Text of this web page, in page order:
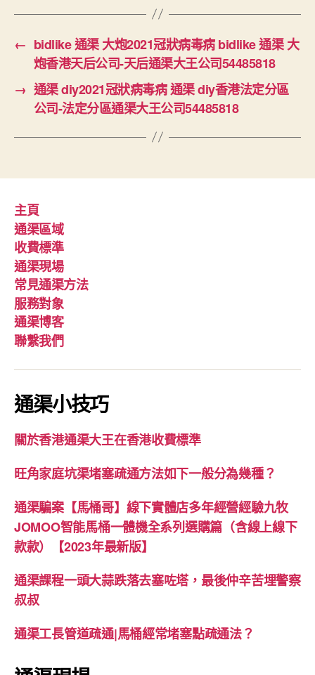
← bidlike 通渠 大炮2021冠狀病毒病 bidlike 通渠 大
炮香港天后公司-天后通渠大王公司54485818
→ 通渠 diy2021冠狀病毒病 通渠 diy香港法定分區
公司-法定分區通渠大王公司54485818
主頁
通渠區域
收費標準
通渠現場
常見通渠方法
服務對象
通渠博客
聯繫我們
通渠小技巧
關於香港通渠大王在香港收費標準
旺角家庭坑渠堵塞疏通方法如下一般分為幾種？
通渠騙案【馬桶哥】線下實體店多年經營經驗九牧
JOMOO智能馬桶一體機全系列選購篇（含線上線下
款款）【2023年最新版】
通渠課程一頭大蒜跌落去塞咗塔，最後仲辛苦埋警察
叔叔
通渠工長管道疏通|馬桶經常堵塞點疏通法？